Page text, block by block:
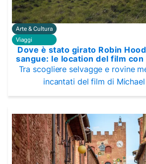
Arte & Cultura
Viaggi
Dove è stato girato Robin
sangue: le location del film con
Tra scogliere selvagge e rovine
incantati del film di